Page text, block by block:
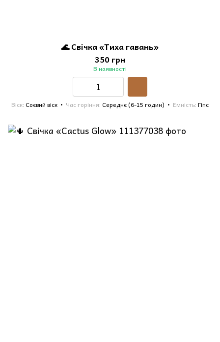
🌊 Свічка «Тиха гавань»
350 грн
В наявності
Віск Соєвий віск Час горіння Середнє (6-15 годин) Емність Гіпс